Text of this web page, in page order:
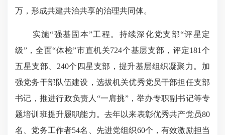
万，形成共建共治共享的治理共同体。
实施“强基固本”工程。持续深化党支部“评星定
级”，全面“体检”市直机关724个基层支部，评定181个
五星支部、240个四星支部，提升基层组织凝聚力。加
强党务干部队伍建设，选拔机关优秀党员干部担任支部
书记，推进行政负责人“一肩挑”，举办专职副书记等专
题培训班提升履职能力。去年以来表彰优秀共产党员80
名、党务工作者54名、先进党组织60个，有效激励担当